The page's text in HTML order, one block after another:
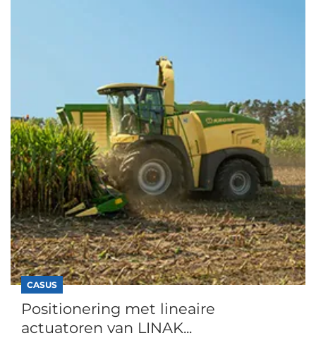
CASUS
Positionering met lineaire
actuatoren van LINAK...